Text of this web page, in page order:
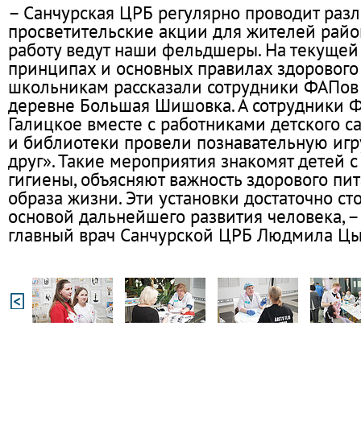
– Санчурская ЦРБ регулярно проводит
просветительские акции для жителей
работу ведут наши фельдшеры. На
принципах и основных правилах
школьникам рассказали сотрудники
деревне Большая Шишовка. А сотрудники
Галицкое вместе с работниками детского
и библиотеки провели познавательную
друг». Такие мероприятия знакомят детей
гигиены, объясняют важность здорового
образа жизни. Эти установки достаточно
основой дальнейшего развития человека, –
главный врач Санчурской ЦРБ Людмила